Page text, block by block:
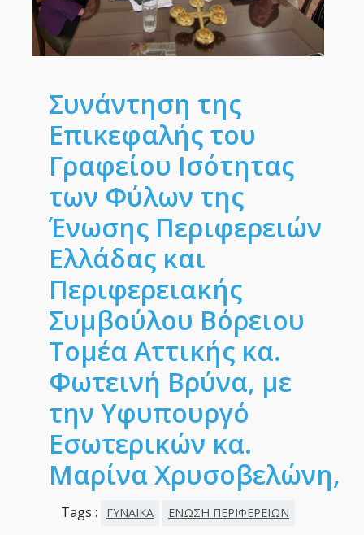
Συνάντηση της
Επικεφαλής του
Γραφείου Ισότητας
των Φύλων της
Ένωσης Περιφερειών
Ελλάδας και
Περιφερειακής
Συμβούλου Βόρειου
Τομέα Αττικής κα.
Φωτεινή Βρύνα, με
την Υφυπουργό
Εσωτερικών κα.
Μαρίνα Χρυσοβελώνη,
Tags : ΓΥΝΑΙΚΑ ΕΝΩΣΗ ΠΕΡΙΦΕΡΕΙΩΝ